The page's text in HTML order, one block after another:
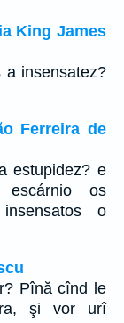
King James
a insensatez?
Ferreira de
estupidez? e
os
o
Pînă cînd le
şi vor urî